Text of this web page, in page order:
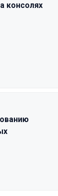
консолях